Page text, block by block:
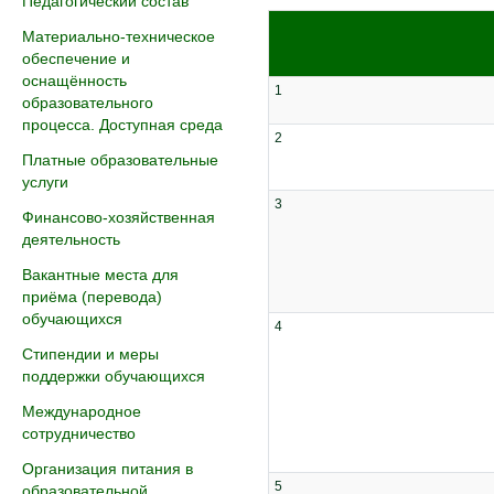
Материально-техническое
обеспечение и
оснащённость
образовательного
процесса. Доступная среда
Платные образовательные
услуги
Финансово-хозяйственная
деятельность
Вакантные места для
приёма (перевода)
обучающихся
Стипендии и меры
поддержки обучающихся
Международное
сотрудничество
Организация питания в
1
2
3
4
5